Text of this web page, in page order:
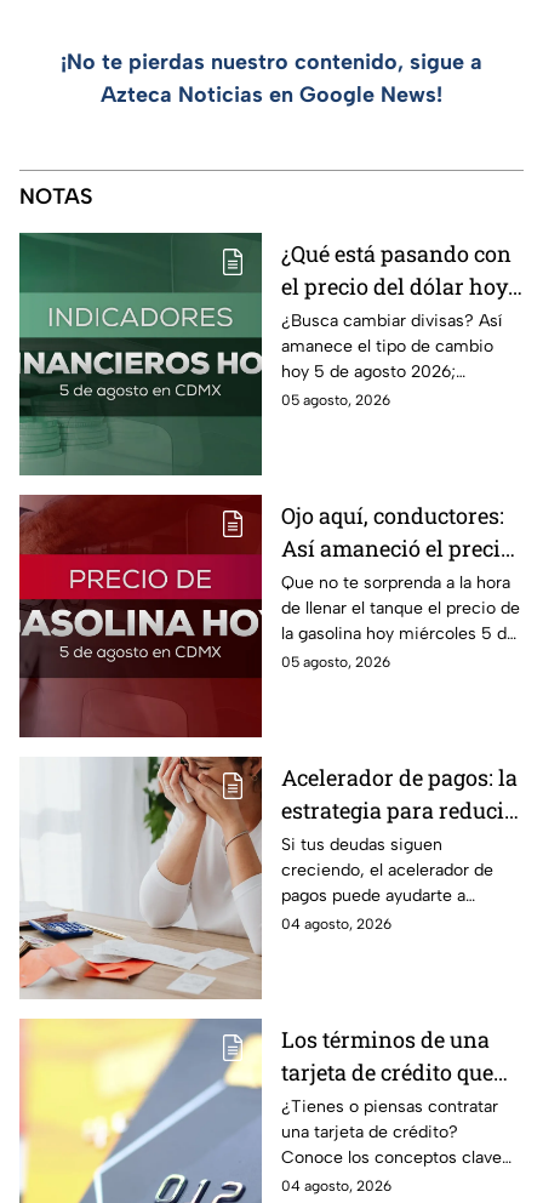
¡No te pierdas nuestro contenido, sigue a
Azteca Noticias en Google News!
NOTAS
¿Qué está pasando con
el precio del dólar hoy
miércoles 5 de agosto
2026?
¿Busca cambiar divisas? Así
amanece el tipo de cambio
hoy 5 de agosto 2026;
consulta el precio del dólar
05 agosto, 2026
Ojo aquí, conductores:
Así amaneció el precio
de la gasolina HOY
Que no te sorprenda a la hora
de llenar el tanque el precio de
la gasolina hoy miércoles 5 de
agosto 2026; aquí te dejamos
05 agosto, 2026
Acelerador de pagos: la
estrategia para reducir
tus deudas más rápido
y recuperar el control
de tus finanzas
Si tus deudas siguen
creciendo, el acelerador de
pagos puede ayudarte a
ordenar tus finanzas, priorizar
04 agosto, 2026
Los términos de una
tarjeta de crédito que
debes entender para
evitar deudas
¿Tienes o piensas contratar
una tarjeta de crédito?
Conoce los conceptos clave
como CAT, fecha de corte,
04 agosto, 2026